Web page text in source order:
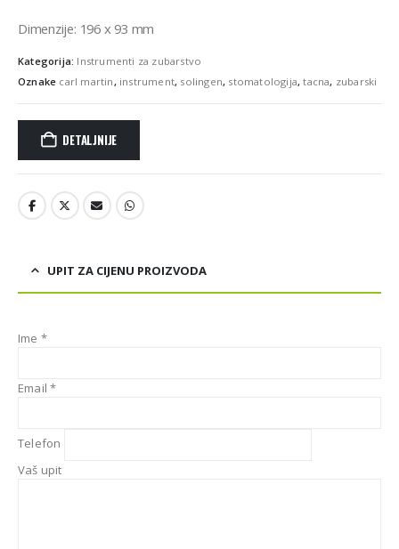
Dimenzije: 196 x 93 mm
Kategorija: Instrumenti za zubarstvo
Oznake carl martin, instrument, solingen, stomatologija,tacna, zubarski
DETALJNIJE
UPIT ZA CIJENU PROIZVODA
Ime *
Email *
Telefon
Vaš upit